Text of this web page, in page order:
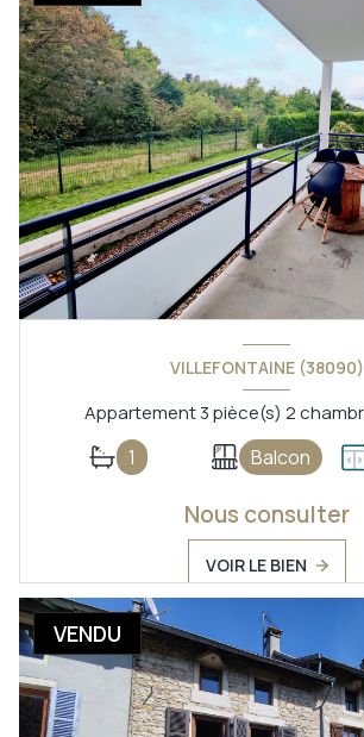
VILLEFONTAINE (38090)
1 Balcon
Nous consulter
VOIR LE BIEN
VENDU